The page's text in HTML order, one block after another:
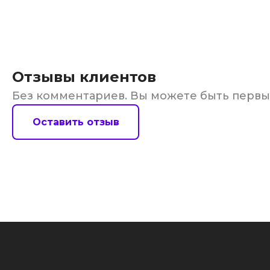
Отзывы клиентов
Без комментариев. Вы можете быть
Оставить отзыв